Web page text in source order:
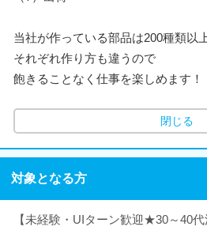
当社が作っている部品は200種類以
それぞれ作り方も違うので
飽きることなく仕事を楽しめます！
閉じる
対象となる方
【未経験・UIターン歓迎★30～40